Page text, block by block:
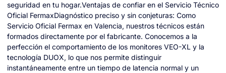
seguridad en tu hogar.Ventajas de confiar en el Servicio Técnico
Oficial FermaxDiagnóstico preciso y sin conjeturas: Como
Servicio Oficial Fermax en Valencia, nuestros técnicos están
formados directamente por el fabricante. Conocemos a la
perfección el comportamiento de los monitores VEO-XL y la
tecnología DUOX, lo que nos permite distinguir
instantáneamente entre un tiempo de latencia normal y un